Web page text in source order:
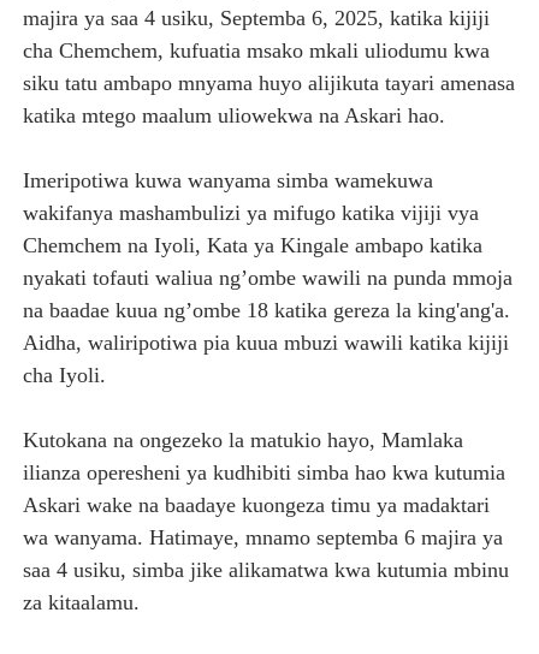
majira ya saa 4 usiku, Septemba 6, 2025, katika kijiji
cha Chemchem, kufuatia msako mkali uliodumu kwa
siku tatu ambapo mnyama huyo alijikuta tayari amenasa
katika mtego maalum uliowekwa na Askari hao.
Imeripotiwa kuwa wanyama simba wamekuwa
wakifanya mashambulizi ya mifugo katika vijiji vya
Chemchem na Iyoli, Kata ya Kingale ambapo katika
nyakati tofauti waliua ng’ombe wawili na punda mmoja
na baadae kuua ng’ombe 18 katika gereza la king'ang'a.
Aidha, waliripotiwa pia kuua mbuzi wawili katika kijiji
cha Iyoli.
Kutokana na ongezeko la matukio hayo, Mamlaka
ilianza operesheni ya kudhibiti simba hao kwa kutumia
Askari wake na baadaye kuongeza timu ya madaktari
wa wanyama. Hatimaye, mnamo septemba 6 majira ya
saa 4 usiku, simba jike alikamatwa kwa kutumia mbinu
za kitaalamu.